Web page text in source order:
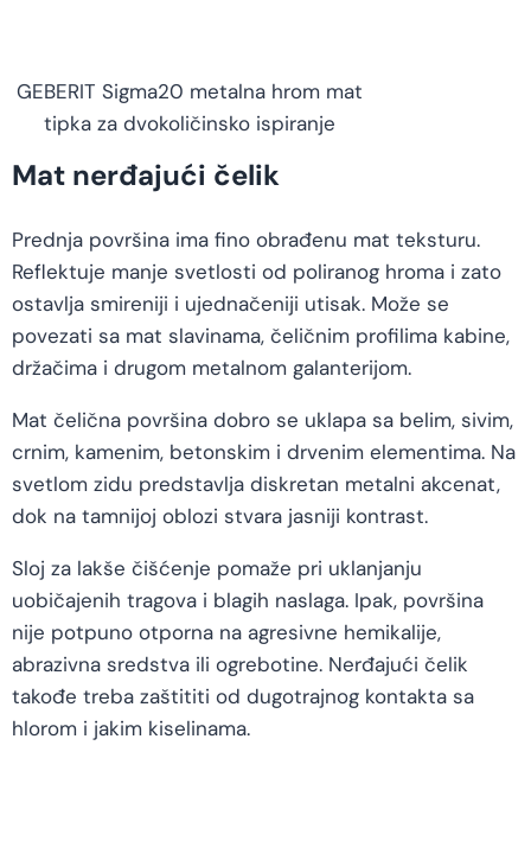
GEBERIT Sigma20 metalna hrom mat
tipka za dvokoličinsko ispiranje
Mat nerđajući čelik
Prednja površina ima fino obrađenu mat teksturu.
Reflektuje manje svetlosti od poliranog hroma i zato
ostavlja smireniji i ujednačeniji utisak. Može se
povezati sa mat slavinama, čeličnim profilima kabine,
držačima i drugom metalnom galanterijom.
Mat čelična površina dobro se uklapa sa belim, sivim,
crnim, kamenim, betonskim i drvenim elementima. Na
svetlom zidu predstavlja diskretan metalni akcenat,
dok na tamnijoj oblozi stvara jasniji kontrast.
Sloj za lakše čišćenje pomaže pri uklanjanju
uobičajenih tragova i blagih naslaga. Ipak, površina
nije potpuno otporna na agresivne hemikalije,
abrazivna sredstva ili ogrebotine. Nerđajući čelik
takođe treba zaštititi od dugotrajnog kontakta sa
hlorom i jakim kiselinama.